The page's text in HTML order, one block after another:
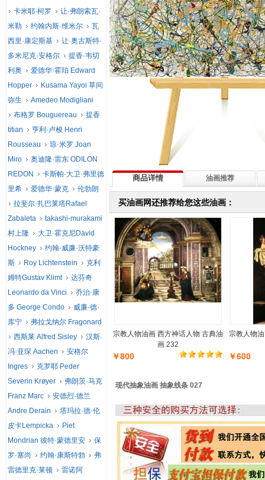
商品详情 油画推荐
买油画网还推荐给您这些油画：
宗教人物油画 西方神话人物 古典油
画 232
￥800
宗教人物
￥600
现代抽象油画 抽象线条 027
卡米耶·柯罗
让·弗朗索瓦·
米勒
约翰内斯·维米尔
瓦
西里·康定斯基
让·奥古斯特·
多米尼克·安格尔
提香·韦切
利奥
爱德华·霍珀 Edward
Hopper
Kusama Yayoi 草间
弥生
Amedeo Modigliani
布格罗 Bouguereau
提香
titian
亨利·卢梭 Henri
Rousseau
琼·米罗 Joan
Miro
奥迪隆·雷东 ODILON
REDON
卡斯帕·大卫·弗里德
里希
爱德华·蒙克
伦勃朗
拉斐尔·扎巴莱塔Rafael
Zabaleta
takashi-murakami
村上隆
大卫·霍克尼David
Hockney
约翰·威廉·沃特豪
斯
Roy Lichtenstein
克利
姆特Gustav Klimt
达芬奇
Leonardo da Vinci
乔治·康
多 George Condo
威廉·德·
库宁
弗拉戈纳尔 Fragonard
西斯莱 Alfred Sisley
汉斯·
冯·亚琛 Aachen
安格尔
Ingres
克罗耶 Peder
Severin Krøyer
弗朗茨·马克
Franz Marc
安德烈·德兰
Andre Derain
塔玛拉·德·伦
皮卡Lempicka
Piet
Mondrian 彼特·蒙德里安
保
罗·塞尚
约翰·康斯特勃
弗
雷德里克·莱顿
雷诺阿